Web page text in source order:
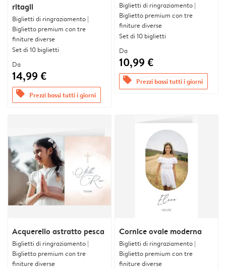
ritagli
Biglietti di ringraziamento |
Biglietto premium con tre
finiture diverse
Set di 10 biglietti
Da
14,99 €
offers Prezzi bassi tutti i giorni
Biglietti di ringraziamento |
Biglietto premium con tre
finiture diverse
Set di 10 biglietti
Da
10,99 €
offers Prezzi bassi tutti i giorni
Acquerello astratto pesca
Biglietti di ringraziamento |
Biglietto premium con tre
finiture diverse
Cornice ovale moderna
Biglietti di ringraziamento |
Biglietto premium con tre
finiture diverse